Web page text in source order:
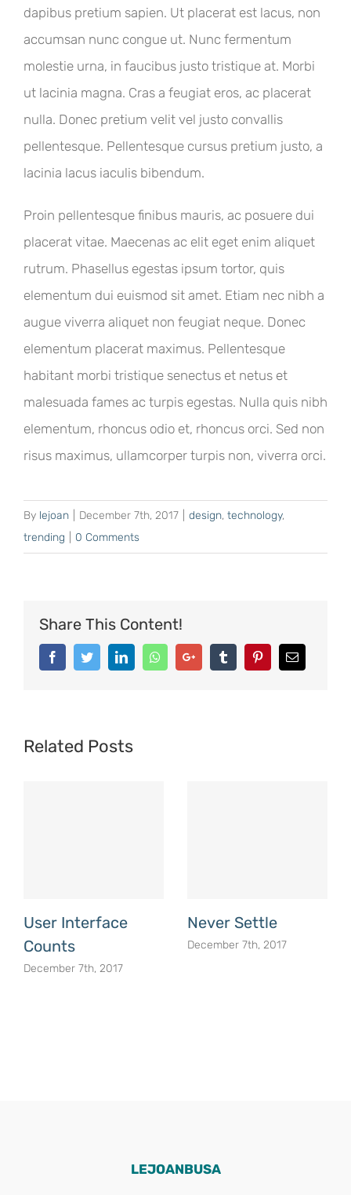
dapibus pretium sapien. Ut placerat est lacus, non
accumsan nunc congue ut. Nunc fermentum
molestie urna, in faucibus justo tristique at. Morbi
ut lacinia magna. Cras a feugiat eros, ac placerat
nulla. Donec pretium velit vel justo convallis
pellentesque. Pellentesque cursus pretium justo, a
lacinia lacus iaculis bibendum.
Proin pellentesque finibus mauris, ac posuere dui
placerat vitae. Maecenas ac elit eget enim aliquet
rutrum. Phasellus egestas ipsum tortor, quis
elementum dui euismod sit amet. Etiam nec nibh a
augue viverra aliquet non feugiat neque. Donec
elementum placerat maximus. Pellentesque
habitant morbi tristique senectus et netus et
malesuada fames ac turpis egestas. Nulla quis nibh
elementum, rhoncus odio et, rhoncus orci. Sed non
risus maximus, ullamcorper turpis non, viverra orci.
By lejoan December 7th, 2017 design, technology,
trending
0 Comments
Share This Content!
FacebookTwitterLinkedInWhatsappGoogle+ Tumblr PinterestEmail
Related Posts
User Interface
Counts
December 7th, 2017
Never Settle
December 7th, 2017
LEJOANBUSA